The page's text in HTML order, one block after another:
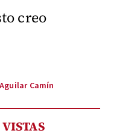
creo
Camín